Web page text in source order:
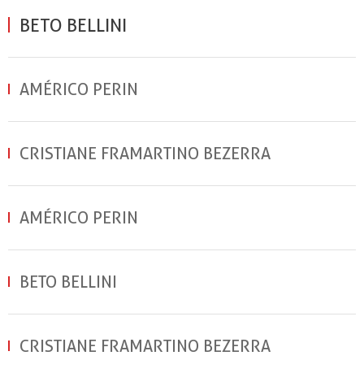
BETO BELLINI
AMÉRICO PERIN
CRISTIANE FRAMARTINO BEZERRA
AMÉRICO PERIN
BETO BELLINI
CRISTIANE FRAMARTINO BEZERRA